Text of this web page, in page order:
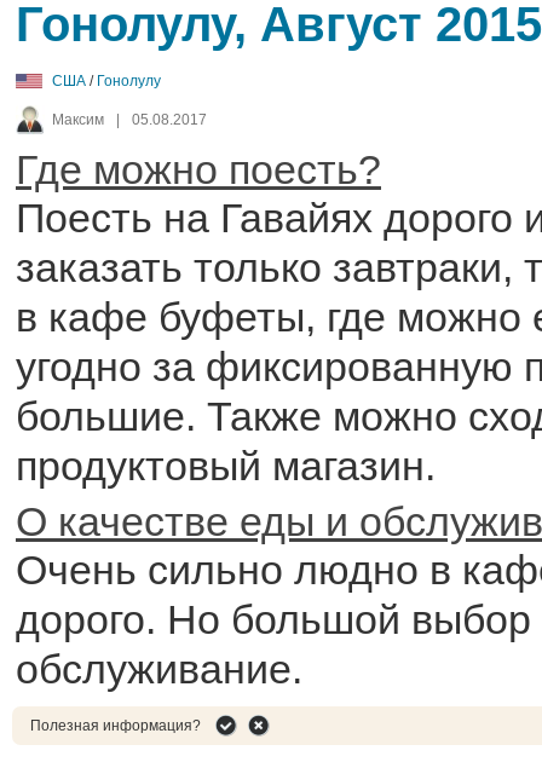
Гонолулу, Август 2015
США / Гонолулу
Максим 05.08.2017
Где можно поесть?
Поесть на Гавайях дорого
заказать только завтраки,
в кафе буфеты, где можно
угодно за фиксированную
большие. Также можно
продуктовый магазин.
О качестве еды и
Очень сильно людно в
дорого. Но большой
обслуживание.
Полезная информация?